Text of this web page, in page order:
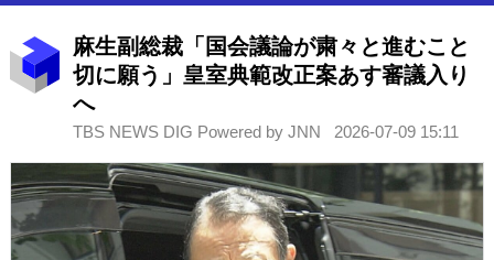
麻生副総裁「国会議論が粛々と進むこと
切に願う」皇室典範改正案あす審議入り
へ
TBS NEWS DIG Powered by JNN 2026-07-09 15:11